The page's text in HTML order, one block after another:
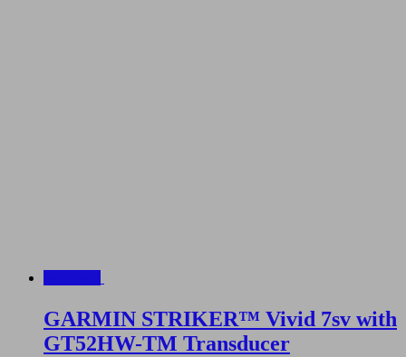
GARMIN STRIKER™ Vivid 7sv with
GT52HW-TM Transducer